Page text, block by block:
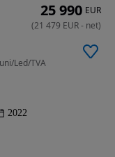
Led/TVA
2022
25 990 EUR
(21 479 EUR- net)